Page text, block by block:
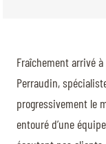
Fraîchement arrivé
Perraudin,
progressivement le
entouré d’une